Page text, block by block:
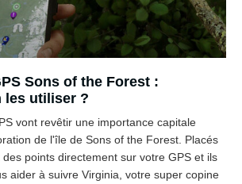
Sons of the Forest :
les utiliser ?
vont revêtir une importance capitale
de l'île de Sons of the Forest. Placés
points directement sur votre GPS et ils
aider à suivre Virginia, votre super copine